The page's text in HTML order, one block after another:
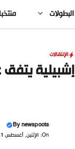
البطولات
الإنتقالات
إشبيلية
Bynewspoots
On: الإثنين, أغسطس 31, 2020 3:41 مساءً